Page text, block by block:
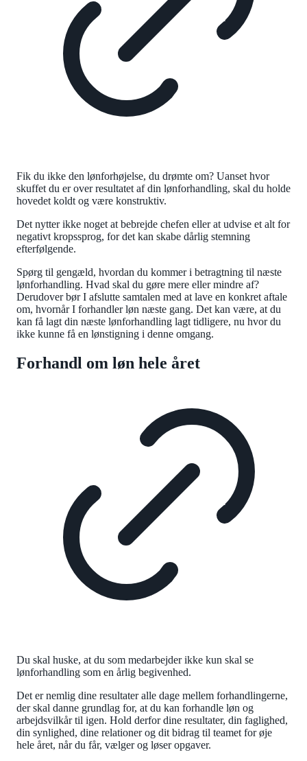
Fik du ikke den lønforhøjelse, du drømte om? Uanset hvor
skuffet du er over resultatet af din lønforhandling, skal du holde
hovedet koldt og være konstruktiv.
Det nytter ikke noget at bebrejde chefen eller at udvise et alt for
negativt kropssprog, for det kan skabe dårlig stemning
efterfølgende.
Spørg til gengæld, hvordan du kommer i betragtning til næste
lønforhandling. Hvad skal du gøre mere eller mindre af?
Derudover bør I afslutte samtalen med at lave en konkret aftale
om, hvornår I forhandler løn næste gang. Det kan være, at du
kan få lagt din næste lønforhandling lagt tidligere, nu hvor du
ikke kunne få en lønstigning i denne omgang.
Forhandl om løn hele året
Du skal huske, at du som medarbejder ikke kun skal se
lønforhandling som en årlig begivenhed.
Det er nemlig dine resultater alle dage mellem forhandlingerne,
der skal danne grundlag for, at du kan forhandle løn og
arbejdsvilkår til igen. Hold derfor dine resultater, din faglighed,
din synlighed, dine relationer og dit bidrag til teamet for øje
hele året, når du får, vælger og løser opgaver.